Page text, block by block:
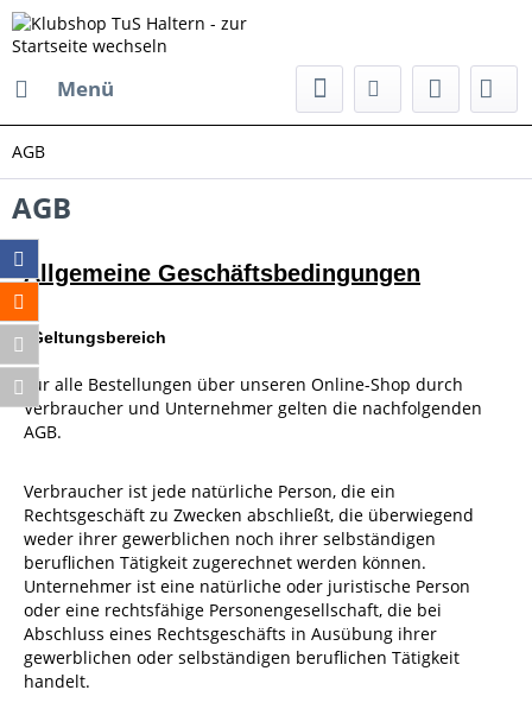
Menü
AGB
AGB
Allgemeine Geschäftsbedingungen
1. Geltungsbereich
Für alle Bestellungen über unseren Online-Shop durch
Verbraucher und Unternehmer gelten die nachfolgenden
AGB.
Verbraucher ist jede natürliche Person, die ein
Rechtsgeschäft zu Zwecken abschließt, die überwiegend
weder ihrer gewerblichen noch ihrer selbständigen
beruflichen Tätigkeit zugerechnet werden können.
Unternehmer ist eine natürliche oder juristische Person
oder eine rechtsfähige Personengesellschaft, die bei
Abschluss eines Rechtsgeschäfts in Ausübung ihrer
gewerblichen oder selbständigen beruflichen Tätigkeit
handelt.